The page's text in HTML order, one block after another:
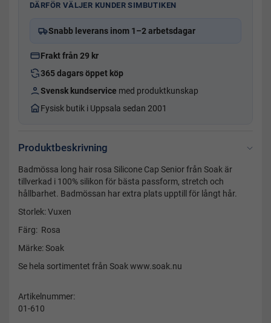
DÄRFÖR VÄLJER KUNDER SIMBUTIKEN
Snabb leverans inom 1–2 arbetsdagar
Frakt från 29 kr
365 dagars öppet köp
Svensk kundservice med produktkunskap
Fysisk butik i Uppsala sedan 2001
Produktbeskrivning
Badmössa long hair rosa Silicone Cap Senior från Soak är
tillverkad i 100% silikon för bästa passform, stretch och
hållbarhet. Badmössan har extra plats upptill för långt hår.
Storlek: Vuxen
Färg: Rosa
Märke: Soak
Se hela sortimentet från Soak www.soak.nu
Artikelnummer:
01-610